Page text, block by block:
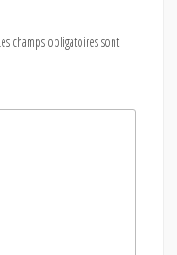
champs obligatoires sont